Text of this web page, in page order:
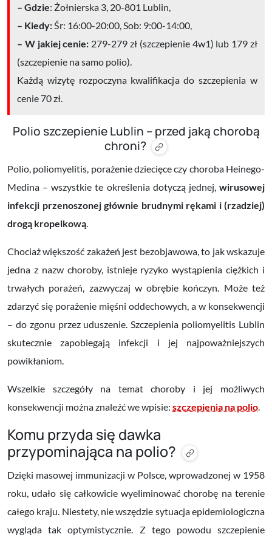
– Gdzie: Żołnierska 3, 20-801 Lublin,
– Kiedy:Śr: 16:00-20:00, Sob: 9:00-14:00,
– W jakiej cenie: 279-279 zł (szczepienie 4w1) lub 179 zł
(szczepienie na samo polio).
Każdą wizytę rozpoczyna kwalifikacja do szczepienia w
cenie 70 zł.
Polio szczepienie Lublin – przed jaką chorobą
chroni?
Polio, poliomyelitis, porażenie dziecięce czy choroba Heinego-
Medina – wszystkie te określenia dotyczą jednej, wirusowej
infekcji przenoszonej głównie brudnymi rękami i (rzadziej)
drogą kropelkową.
Chociaż większość zakażeń jest bezobjawowa, to jak wskazuje
jedna z nazw choroby, istnieje ryzyko wystąpienia ciężkich i
trwałych porażeń, zazwyczaj w obrębie kończyn. Może też
zdarzyć się porażenie mięśni oddechowych, a w konsekwencji
– do zgonu przez uduszenie. Szczepienia poliomyelitis Lublin
skutecznie zapobiegają infekcji i jej najpoważniejszych
powikłaniom.
Wszelkie szczegóły na temat choroby i jej możliwych
konsekwencji można znaleźć we wpisie: szczepienia na polio.
Komu przyda się dawka
przypominająca na polio?
Dzięki masowej immunizacji w Polsce, wprowadzonej w 1958
roku, udało się całkowicie wyeliminować chorobę na terenie
całego kraju. Niestety, nie wszędzie sytuacja epidemiologiczna
wygląda tak optymistycznie. Z tego powodu szczepienie